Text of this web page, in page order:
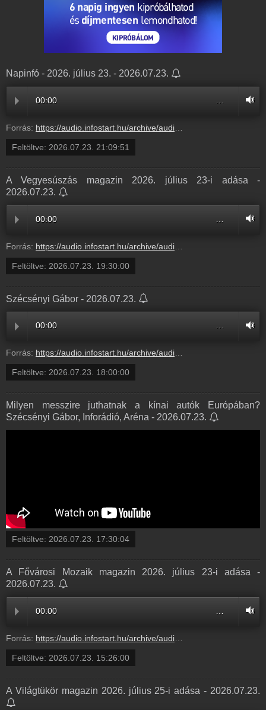
Napinfó - 2026. július 23. - 2026.07.23.
00:00
Forrás: https://audio.infostart.hu/archive/audio/N2607/N260723.mp3
Feltöltve: 2026.07.23. 21:09:51
A Vegyesúszás magazin 2026. július 23-i adása -
2026.07.23.
00:00
Forrás: https://audio.infostart.hu/archive/audio/FA450/FA450CDE.mp3
Feltöltve: 2026.07.23. 19:30:00
Szécsényi Gábor - 2026.07.23.
00:00 …
Forrás: https://audio.infostart.hu/archive/audio/C7EAD/C7EADA43.mp3
Feltöltve: 2026.07.23. 18:00:00
Milyen messzire juthatnak a kínai autók Európában?
Szécsényi Gábor, Inforádió, Aréna - 2026.07.23.
Feltöltve: 2026.07.23. 17:30:04
A Fővárosi Mozaik magazin 2026. július 23-i adása -
2026.07.23.
00:00
Forrás: https://audio.infostart.hu/archive/audio/64833/64833103.mp3
Feltöltve: 2026.07.23. 15:26:00
A Világtükör magazin 2026. július 25-i adása - 2026.07.23.